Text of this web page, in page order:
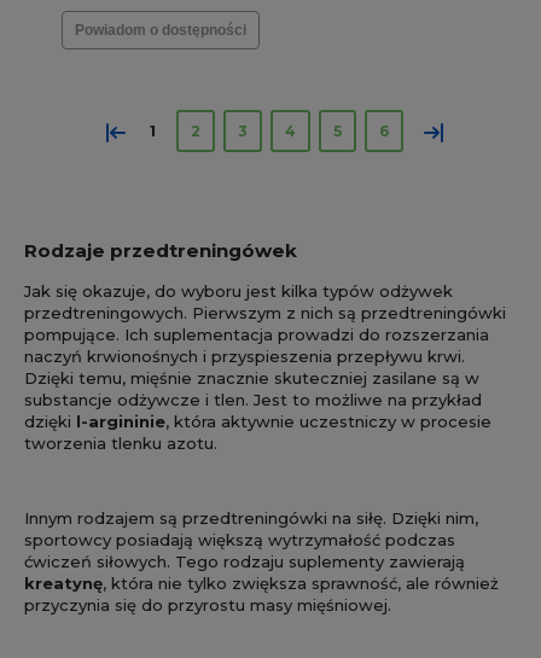
Powiadom o dostępności
« 1 2 3 4 5 6 »
Rodzaje przedtreningówek
Jak się okazuje, do wyboru jest kilka typów odżywek
przedtreningowych. Pierwszym z nich są przedtreningówki
pompujące. Ich suplementacja prowadzi do rozszerzania
naczyń krwionośnych i przyspieszenia przepływu krwi.
Dzięki temu, mięśnie znacznie skuteczniej zasilane są w
substancje odżywcze i tlen. Jest to możliwe na przykład
dzięki l-argininie, która aktywnie uczestniczy w procesie
tworzenia tlenku azotu.
Innym rodzajem są przedtreningówki na siłę. Dzięki nim,
sportowcy posiadają większą wytrzymałość podczas
ćwiczeń siłowych. Tego rodzaju suplementy zawierają
kreatynę, która nie tylko zwiększa sprawność, ale również
przyczynia się do przyrostu masy mięśniowej.